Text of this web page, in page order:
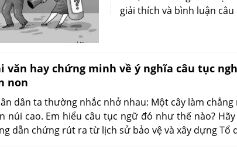
giải thích và bình luận
văn hay chứng minh về ý nghĩa câu tục
non
dân ta thường nhắc nhở nhau: Một cây làm chẳng
núi cao. Em hiểu câu tục ngữ đó như thế nào?
dẫn chứng rút ra từ lịch sử bảo vệ và xây dựng Tổ